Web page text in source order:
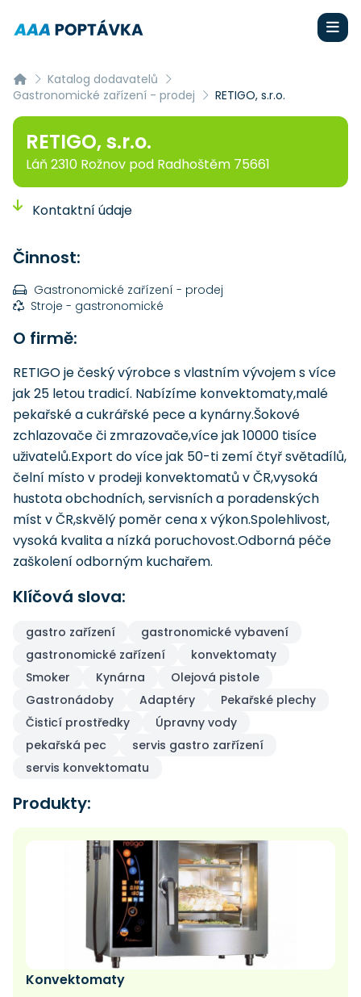
Katalog dodavatelů
Gastronomické zařízení - prodej
RETIGO, s.r.o.
RETIGO, s.r.o.
Láň 2310 Rožnov pod Radhoštěm 75661
Kontaktní údaje
Činnost:
Gastronomické zařízení - prodej
Stroje - gastronomické
O firmě:
RETIGO je český výrobce s vlastním vývojem s více
jak 25 letou tradicí. Nabízíme konvektomaty,malé
pekařské a cukrářské pece a kynárny.Šokové
zchlazovače či zmrazovače,více jak 10000 tisíce
uživatelů.Export do více jak 50-ti zemí čtyř světadílů,
čelní místo v prodeji konvektomatů v ČR,vysoká
hustota obchodních, servisních a poradenských
míst v ČR,skvělý poměr cena x výkon.Spolehlivost,
vysoká kvalita a nízká poruchovost.Odborná péče
zaškolení odborným kuchařem.
Klíčová slova:
gastro zařízení
gastronomické vybavení
gastronomické zařízení
konvektomaty
Smoker
Kynárna
Olejová pistole
Gastronádoby
Adaptéry
Pekařské plechy
Čisticí prostředky
Úpravny vody
pekařská pec
servis gastro zarřízení
servis konvektomatu
Produkty:
Konvektomaty